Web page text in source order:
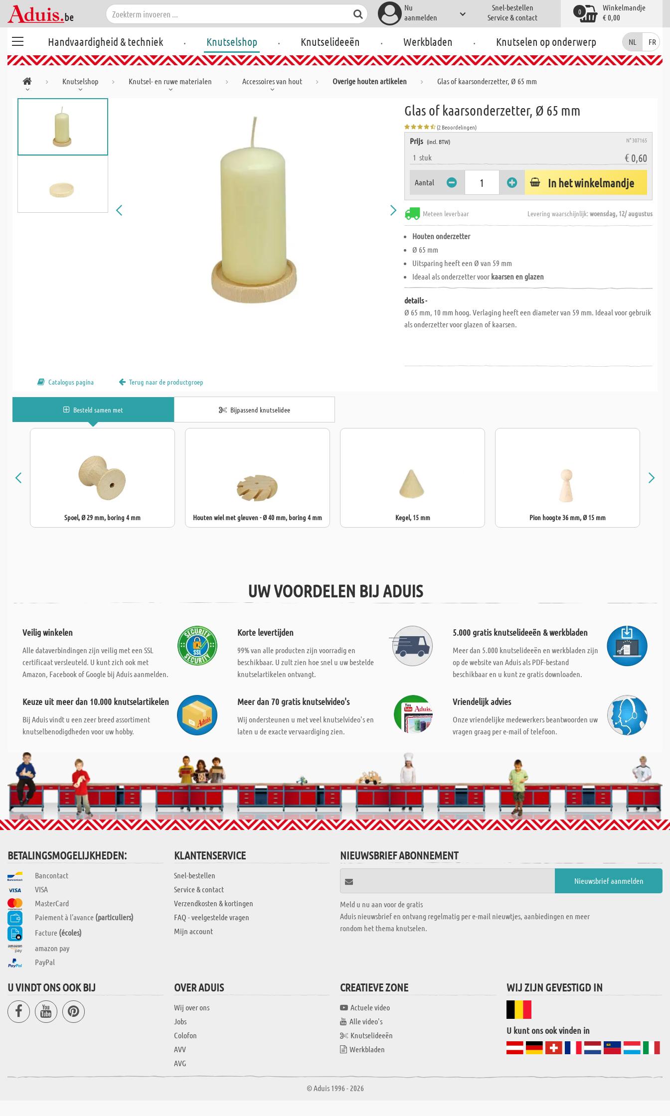
Nu
aanmelden
Snel-bestellen
Service & contact
Winkelmandje
€ 0,00
0
Handvaardigheid & techniek . Knutselshop . Knutselideeën . Werkbladen . Knutselen op onderwerp NL FR
Knutselshop Knutsel- en ruwe materialen Accessoires van hout Overige houten artikelen Glas of kaarsonderzetter, Ø 65 mm
Glas of kaarsonderzetter, Ø 65 mm
(2 Beoordelingen)
Prijs (incl. BTW) N° 307165
1stuk € 0,60
Aantal In het winkelmandje
Meteen leverbaar Levering waarschijnlijk:woensdag, 12/ augustus
Houten onderzetter
Ø 65 mm
Uitsparing heeft een Ø van 59 mm
Ideaal als onderzetter voor kaarsen en glazen
details -
Ø 65 mm, 10 mm hoog. Verlaging heeft een diameter van 59 mm. Ideaal voor gebruik
als onderzetter voor glazen of kaarsen.
Catalogus pagina Terug naar de productgroep
Besteld samen met Bijpassend knutselidee
Spoel, Ø 29 mm, boring 4 mm Houten wiel met gleuven - Ø 40 mm, boring 4 mm Kegel, 15 mm Pion hoogte 36 mm, Ø 15 mm
UW VOORDELEN BIJ ADUIS
Veilig winkelen
Alle dataverbindingen zijn veilig met een SSL
certificaat versleuteld. U kunt zich ook met
Amazon, Facebook of Google bij Aduis aanmelden.
Korte levertijden
99% van alle producten zijn voorradig en
beschikbaar. U zult zien hoe snel u uw bestelde
knutselartikelen ontvangt.
5.000 gratis knutselideeën & werkbladen
Meer dan 5.000 knutselideeën en werkbladen zijn
op de website van Aduis als PDF-bestand
beschikbaar en u kunt ze gratis downloaden.
Keuze uit meer dan 10.000 knutselartikelen
Bij Aduis vindt u een zeer breed assortiment
knutselbenodigdheden voor uw hobby.
Meer dan 70 gratis knutselvideo's
Wij ondersteunen u met veel knutselvideo's en
laten u de exacte vervaardiging zien.
Vriendelijk advies
Onze vriendelijke medewerkers beantwoorden uw
vragen graag per e-mail of telefoon.
BETALINGSMOGELIJKHEDEN:
Bancontact
VISA
MasterCard
Paiement à l'avance (particuliers)
Facture (écoles)
amazon pay
PayPal
KLANTENSERVICE
Snel-bestellen
Service & contact
Verzendkosten & kortingen
FAQ - veelgestelde vragen
Mijn account
NIEUWSBRIEF ABONNEMENT
Meld u nu aan voor de gratis
Aduis nieuwsbrief en ontvang regelmatig per e-mail nieuwtjes, aanbiedingen en meer
rondom het thema knutselen.
U VINDT ONS OOK BIJ OVER ADUIS
Wij over ons
Jobs
Colofon
AVV
AVG
CREATIEVE ZONE
Actuele video
Alle video's
Knutselideeën
Werkbladen
WIJ ZIJN GEVESTIGD IN
U kunt ons ook vinden in
© Aduis 1996 - 2026